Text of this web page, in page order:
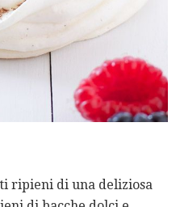
ripieni di una deliziosa